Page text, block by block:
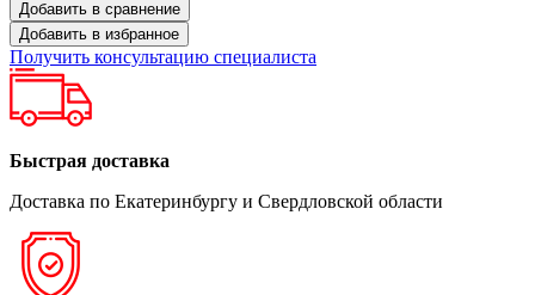
Добавить в сравнение
Добавить в избранное
Получить консультацию специалиста
Быстрая доставка
Доставка по Екатеринбургу и Свердловской области